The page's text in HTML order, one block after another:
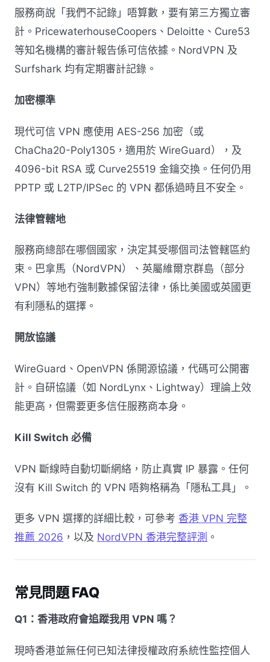
服務商說「我們不記錄」唔算數，要有第三方獨立審
計。PricewaterhouseCoopers、Deloitte、Cure53
等知名機構的審計報告係可信依據。NordVPN 及
Surfshark 均有定期審計記錄。
加密標準
現代可信 VPN 應使用 AES-256 加密（或
ChaCha20-Poly1305，適用於 WireGuard），及
4096-bit RSA 或 Curve25519 金鑰交換。任何仍用
PPTP 或 L2TP/IPSec 的 VPN 都係過時且不安全。
法律管轄地
服務商總部在哪個國家，決定其受哪個司法管轄區約
束。巴拿馬（NordVPN）、英屬維爾京群島（部分
VPN）等地冇強制數據保留法律，係比美國或英國更
有利隱私的選擇。
開放協議
WireGuard、OpenVPN 係開源協議，代碼可公開審
計。自研協議（如 NordLynx、Lightway）理論上效
能更高，但需要更多信任服務商本身。
Kill Switch 必備
VPN 斷線時自動切斷網絡，防止真實 IP 暴露。任何
沒有 Kill Switch 的 VPN 唔夠格稱為「隱私工具」。
更多 VPN 選擇的詳細比較，可參考 香港 VPN 完整
推薦 2026 ，以及 NordVPN 香港完整評測 。
常見問題 FAQ
Q1：香港政府會追蹤我用 VPN 嗎？
現時香港並無任何已知法律授權政府系統性監控個人